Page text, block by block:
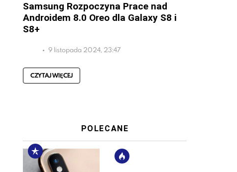
Samsung Rozpoczyna Prace nad
Androidem 8.0 Oreo dla Galaxy S8 i
S8+
9 listopada 2024, 23:47
CZYTAJ WIĘCEJ
POLECANE